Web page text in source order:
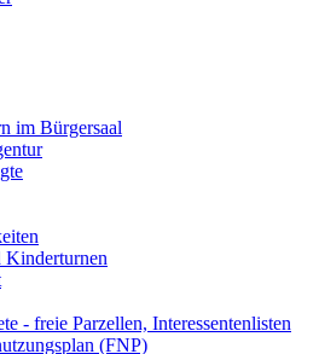
im Bürgersaal
Kinderturnen
- freie Parzellen, Interessentenlisten
(FNP)